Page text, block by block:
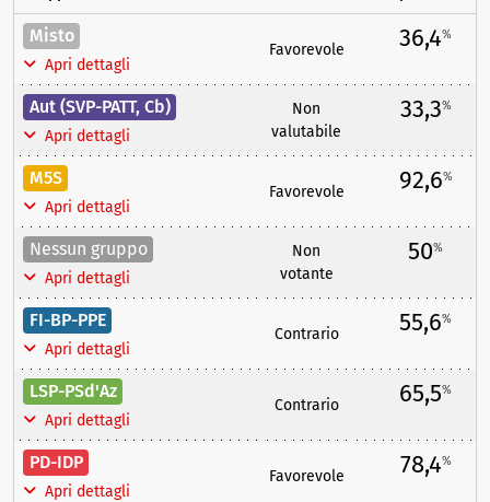
Misto
Apri dettagli
Favorevole 36,4%
Aut (SVP-PATT, Cb)
Apri dettagli
Non
valutabile
33,3%
M5S
Apri dettagli
Favorevole 92,6%
Nessun gruppo
Apri dettagli
Non
votante
50%
FI-BP-PPE
Apri dettagli
Contrario 55,6%
LSP-PSd'Az
Apri dettagli
Contrario 65,5%
PD-IDP
Apri dettagli
Favorevole 78,4%